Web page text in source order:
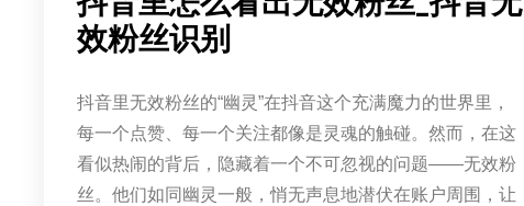
效粉丝识别
抖音里无效粉丝的“幽灵”在抖音这个充满魔力的世界里，
每一个点赞、每一个关注都像是灵魂的触碰。然而，在这
看似热闹的背后，隐藏着一个不可忽视的问题——无效粉
丝。他们如同幽灵一般，悄无声息地潜伏在账户周围，让